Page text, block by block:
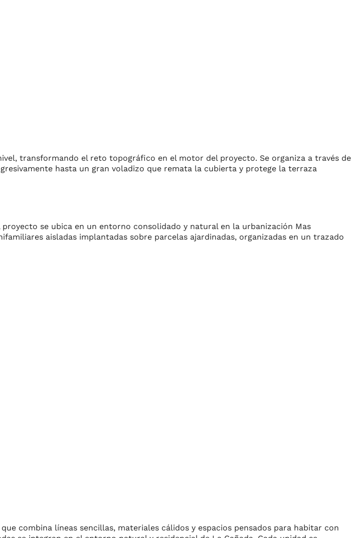
transformando el reto topográfico en el motor del proyecto. Se organiza a través de
hasta un gran voladizo que remata la cubierta y protege la terraza
se ubica en un entorno consolidado y natural en la urbanización Mas
aisladas implantadas sobre parcelas ajardinadas, organizadas en un trazado
combina líneas sencillas, materiales cálidos y espacios pensados para habitar con